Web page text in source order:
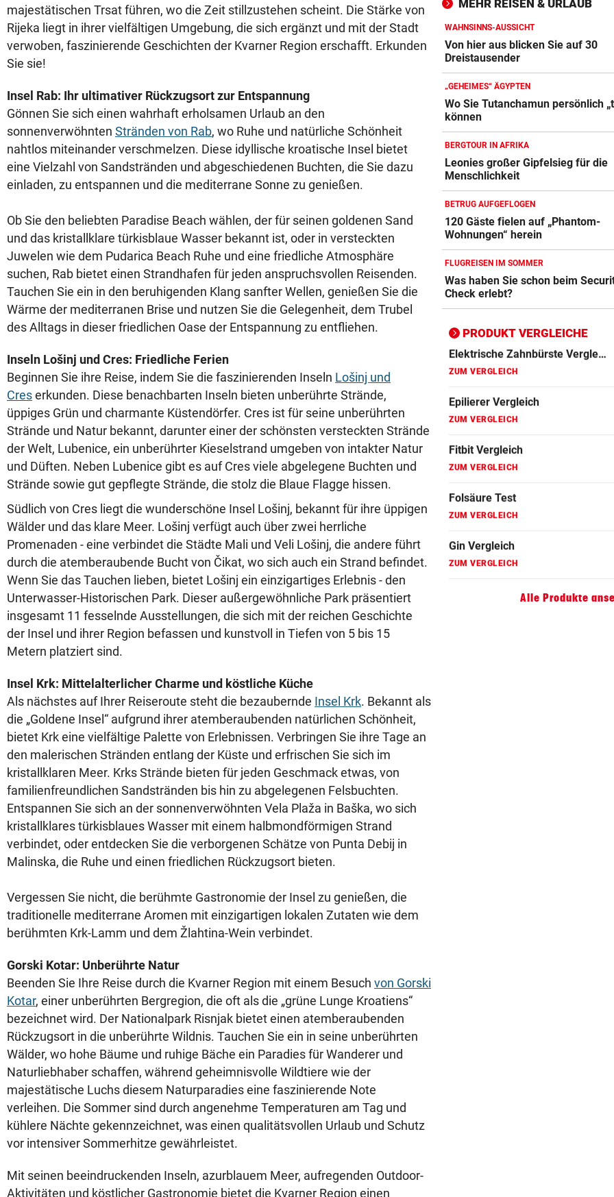
majestätischen Trsat führen, wo die Zeit stillzustehen scheint. Die Stärke von
Rijeka liegt in ihrer vielfältigen Umgebung, die sich ergänzt und mit der Stadt
verwoben, faszinierende Geschichten der Kvarner Region erschafft. Erkunden
Sie sie!
Insel Rab: Ihr ultimativer Rückzugsort zur Entspannung
Gönnen Sie sich einen wahrhaft erholsamen Urlaub an den
sonnenverwöhnten Stränden von Rab, wo Ruhe und natürliche Schönheit
nahtlos miteinander verschmelzen. Diese idyllische kroatische Insel bietet
eine Vielzahl von Sandstränden und abgeschiedenen Buchten, die Sie dazu
einladen, zu entspannen und die mediterrane Sonne zu genießen.
Ob Sie den beliebten Paradise Beach wählen, der für seinen goldenen Sand
und das kristallklare türkisblaue Wasser bekannt ist, oder in versteckten
Juwelen wie dem Pudarica Beach Ruhe und eine friedliche Atmosphäre
suchen, Rab bietet einen Strandhafen für jeden anspruchsvollen Reisenden.
Tauchen Sie ein in den beruhigenden Klang sanfter Wellen, genießen Sie die
Wärme der mediterranen Brise und nutzen Sie die Gelegenheit, dem Trubel
des Alltags in dieser friedlichen Oase der Entspannung zu entfliehen.
Inseln Lošinj und Cres: Friedliche Ferien
Beginnen Sie ihre Reise, indem Sie die faszinierenden Inseln Lošinj und
Creserkunden. Diese benachbarten Inseln bieten unberührte Strände,
üppiges Grün und charmante Küstendörfer. Cres ist für seine unberührten
Strände und Natur bekannt, darunter einer der schönsten versteckten Strände
der Welt, Lubenice, ein unberührter Kieselstrand umgeben von intakter Natur
und Düften. Neben Lubenice gibt es auf Cres viele abgelegene Buchten und
Strände sowie gut gepflegte Strände, die stolz die Blaue Flagge hissen.
Südlich von Cres liegt die wunderschöne Insel Lošinj, bekannt für ihre üppigen
Wälder und das klare Meer. Lošinj verfügt auch über zwei herrliche
Promenaden - eine verbindet die Städte Mali und Veli Lošinj, die andere führt
durch die atemberaubende Bucht von Čikat, wo sich auch ein Strand befindet.
Wenn Sie das Tauchen lieben, bietet Lošinj ein einzigartiges Erlebnis - den
Unterwasser-Historischen Park. Dieser außergewöhnliche Park präsentiert
insgesamt 11 fesselnde Ausstellungen, die sich mit der reichen Geschichte
der Insel und ihrer Region befassen und kunstvoll in Tiefen von 5 bis 15
Metern platziert sind.
Insel Krk: Mittelalterlicher Charme und köstliche Küche
Als nächstes auf Ihrer Reiseroute steht die bezaubernde Insel Krk. Bekannt als
die „Goldene Insel“ aufgrund ihrer atemberaubenden natürlichen Schönheit,
bietet Krk eine vielfältige Palette von Erlebnissen. Verbringen Sie ihre Tage an
den malerischen Stränden entlang der Küste und erfrischen Sie sich im
kristallklaren Meer. Krks Strände bieten für jeden Geschmack etwas, von
familienfreundlichen Sandstränden bis hin zu abgelegenen Felsbuchten.
Entspannen Sie sich an der sonnenverwöhnten Vela Plaža in Baška, wo sich
kristallklares türkisblaues Wasser mit einem halbmondförmigen Strand
verbindet, oder entdecken Sie die verborgenen Schätze von Punta Debij in
Malinska, die Ruhe und einen friedlichen Rückzugsort bieten.
Vergessen Sie nicht, die berühmte Gastronomie der Insel zu genießen, die
traditionelle mediterrane Aromen mit einzigartigen lokalen Zutaten wie dem
berühmten Krk-Lamm und dem Žlahtina-Wein verbindet.
Gorski Kotar: Unberührte Natur
Beenden Sie Ihre Reise durch die Kvarner Region mit einem Besuch von Gorski
Kotar, einer unberührten Bergregion, die oft als die „grüne Lunge Kroatiens“
bezeichnet wird. Der Nationalpark Risnjak bietet einen atemberaubenden
Rückzugsort in die unberührte Wildnis. Tauchen Sie ein in seine unberührten
Wälder, wo hohe Bäume und ruhige Bäche ein Paradies für Wanderer und
Naturliebhaber schaffen, während geheimnisvolle Wildtiere wie der
majestätische Luchs diesem Naturparadies eine faszinierende Note
verleihen. Die Sommer sind durch angenehme Temperaturen am Tag und
kühlere Nächte gekennzeichnet, was einen qualitätsvollen Urlaub und Schutz
vor intensiver Sommerhitze gewährleistet.
Mit seinen beeindruckenden Inseln, azurblauem Meer, aufregenden Outdoor-
Aktivitäten und köstlicher Gastronomie bietet die Kvarner Region einen
zum FC Barcelona
2 JAHRE LANG GETESTET vor
Drei Steirer tüfteln an der
Boxershort
DRAMATISCHE RETTUNG vor
„In der Wohnung war es
und stockfinster“
MEHR REISEN & URLAUB
WAHNSINNS-AUSSICHT
Von hier aus blicken Sie auf 30
Dreistausender
„GEHEIMES“ ÄGYPTEN
Wo Sie Tutanchamun persönlich
können
BERGTOUR IN AFRIKA
Leonies großer Gipfelsieg für die
Menschlichkeit
BETRUG AUFGEFLOGEN
120 Gäste fielen auf „Phantom-
Wohnungen“ herein
FLUGREISEN IM SOMMER
Was haben Sie schon beim
Check erlebt?
PRODUKT VERGLEICHE
Blutdruckmessgerät Vergleich
ZUM VERGLEICH
Duschkopf Vergleich
ZUM VERGLEICH
Epilierer Vergleich
ZUM VERGLEICH
Fitbit Vergleich
ZUM VERGLEICH
Folsäure Test
ZUM VERGLEICH
Gin Vergleich
ZUM VERGLEICH
Johanniskraut Vergleich
ZUM VERGLEICH
Kokosöl Vergleich
ZUM VERGLEICH
Lockenstab Vergleich
ZUM VERGLEICH
Alle Produkte